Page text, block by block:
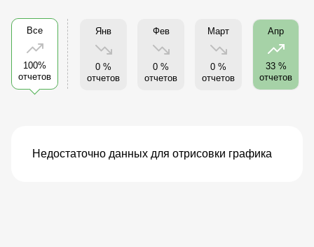
Все
100%
отчетов
Янв
0 %
отчетов
Фев
0 %
отчетов
Март
0 %
отчетов
Апр
33 %
отчетов
Недостаточно данных для отрисовки графика